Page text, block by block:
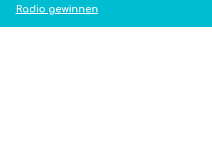
Radio gewinnen